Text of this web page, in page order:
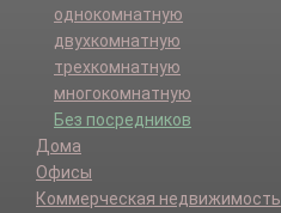
однокомнатную
двухкомнатную
трехкомнатную
многокомнатную
Без посредников
Дома
Офисы
Коммерческая недвижимость